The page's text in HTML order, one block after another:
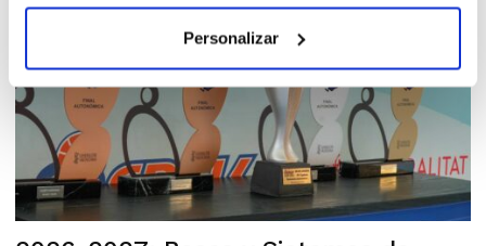
Personalizar